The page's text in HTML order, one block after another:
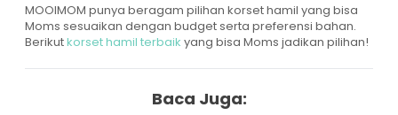
MOOIMOM punya beragam pilihan korset hamil yang bisa
Moms sesuaikan dengan budget serta preferensi bahan.
Berikutkorset hamil terbaik yang bisa Moms jadikan pilihan!
Baca Juga: